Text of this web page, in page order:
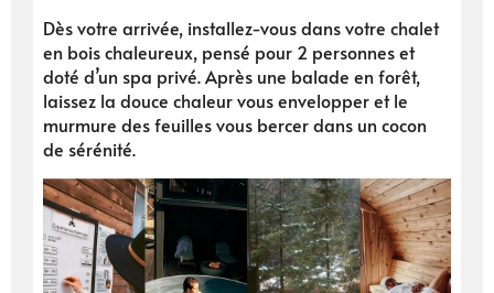
Dès votre arrivée, installez-vous dans votre chalet
en bois chaleureux, pensé pour 2 personnes et
doté d’un spa privé. Après une balade en forêt,
laissez la douce chaleur vous envelopper et le
murmure des feuilles vous bercer dans un cocon
de sérénité.